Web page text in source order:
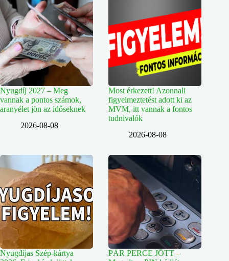
Nyugdíj 2027 – Meg
vannak a pontos számok,
aranyélet jön az időseknek
2026-08-08
Most érkezett! Azonnali
figyelmeztetést adott ki az
MVM, itt vannak a fontos
tudnivalók
2026-08-08
Nyugdíjas Szép-kártya
PÁR PERCE JÖTT –